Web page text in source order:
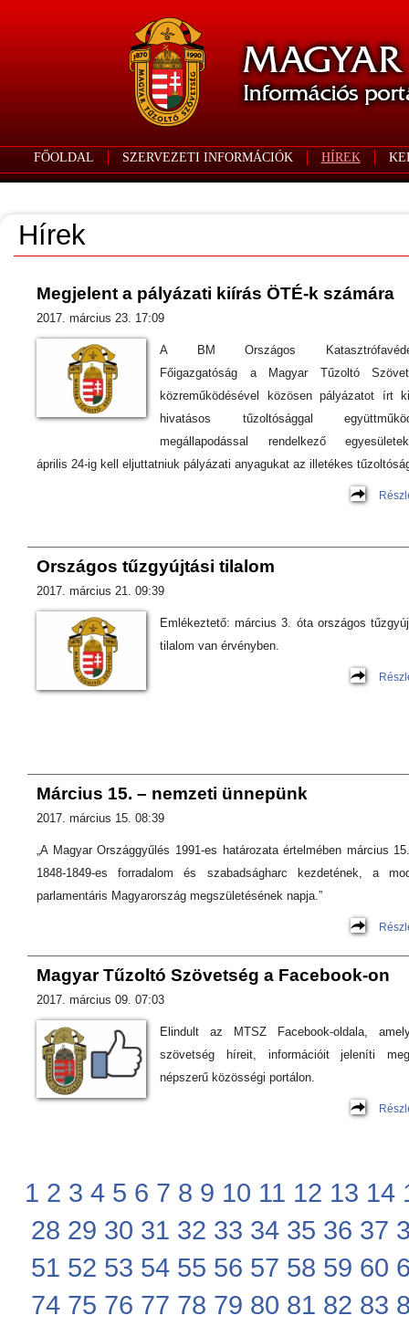
FŐOLDAL SZERVEZETI INFORMÁCIÓK HÍREK
Hírek
Megjelent a pályázati kiírás ÖTÉ-k számára
2017. március 23. 17:09
A BM Országos
Főigazgatóság a Magyar Tűzoltó
közreműködésével közösen pályázatot írt
hivatásos tűzoltósággal
megállapodással rendelkező
április 24-ig kell eljuttatniuk pályázati anyagukat az illetékes
Országos tűzgyújtási tilalom
2017. március 21. 09:39
Emlékeztető: március 3. óta országos
tilalom van érvényben.
Március 15. – nemzeti ünnepünk
2017. március 15. 08:39
„A Magyar Országgyűlés 1991-es határozata értelmében március
1848-1849-es forradalom és szabadságharc kezdetének, a
parlamentáris Magyarország megszületésének napja.”
Magyar Tűzoltó Szövetség a Facebook-on
2017. március 09. 07:03
Elindult az MTSZ Facebook-oldala,
szövetség híreit, információit jeleníti
népszerű közösségi portálon.
1 2 3 4 5 6 7 8 9 10 11 12 13 14
28 29 30 31 32 33 34 35 36 37
51 52 53 54 55 56 57 58 59 60
74 75 76 77 78 79 80 81 82 83